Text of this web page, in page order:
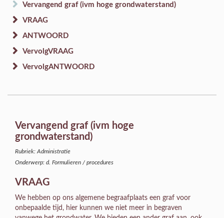
Vervangend graf (ivm hoge grondwaterstand)
VRAAG
ANTWOORD
VervolgVRAAG
VervolgANTWOORD
Vervangend graf (ivm hoge
grondwaterstand)
Rubriek: Administratie
Onderwerp: d. Formulieren / procedures
VRAAG
We hebben op ons algemene begraafplaats een graf voor
onbepaalde tijd, hier kunnen we niet meer in begraven